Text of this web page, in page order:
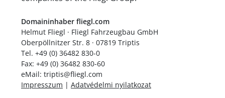
Domaininhaber fliegl.com
Helmut Fliegl · Fliegl Fahrzeugbau GmbH
Oberpöllnitzer Str. 8 · 07819 Triptis
Tel. +49 (0) 36482 830-0
Fax: +49 (0) 36482 830-60
eMail: triptis@fliegl.com
Impresszum | Adatvédelmi nyilatkozat